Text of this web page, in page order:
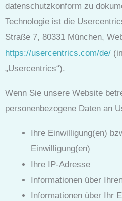
datenschutzkonform zu
Technologie ist die
Straße 7, 80331 München,
https://usercentrics.com/de/
„Usercentrics“).
Wenn Sie unsere Website
personenbezogene Daten an
Ihre Einwilligung(en)
Einwilligung(en)
Ihre IP-Adresse
Informationen über
Informationen über Ihr